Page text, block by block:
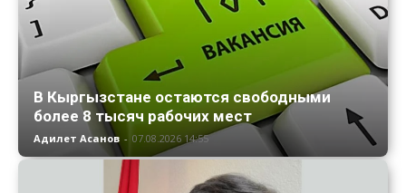
В Кыргызстане остаются свободными
более 8 тысяч рабочих мест
Адилет Асанов - 07.08.2026 14:55